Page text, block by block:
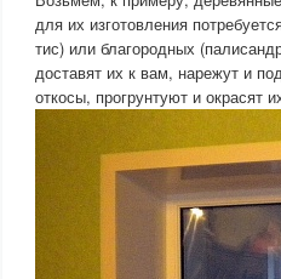
для их изготовления
тис) или благородных
доставят их к вам, нарежут и
откосы, прогрунтуют и окрасят